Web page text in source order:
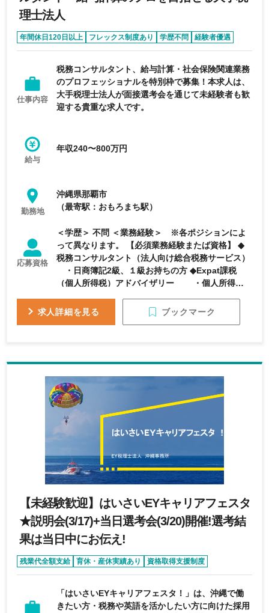
理士法人
年間休日120日以上 フレックス制度あり 学歴不問
経験者優遇
エージェントおすすめ求人
仕事内容
税務コンサルタント、給与計算・社会保険関連業務
のプロフェッショナルを特別枠で募集！本求人は、
大手税理士法人が面接選考会を通じて未経験者も歓
迎する貴重な求人です。
給与
年収240〜800万円
勤務地
沖縄県那覇市
（最寄駅：おもろまち駅）
応募資格
＜学歴＞ 不問 ＜業務経験＞ ※各ポジションによ
って異なります。 【必須業務経験またば資格】 ◆
税務コンサルタント（法人向け総合税務サービス）
・日商簿記2級、１級お持ちの方 ◆Expat課税
（個人所得税）アドバイザリー ・個人所得税
語：TOEIC 700 点以上を目安として英語の読み書
本語 ビジネスレベル ・英語 メール対応レベ
ル ・Microsoft Excel(関数)・Word・
PowerPointの使用経験
求人詳細を見る ブックマーク
【未経験歓迎】はいさいEYキャリアフェスタ
★説明会(3/17)+当日選考会(3/20)開催!選考結
果は当日中にお伝え!
残業代全額支給 育休・産休実績あり
資格取得支援制度
退職金制度あり
学歴不問
「はいさいEYキャリアフェスタ！」は、沖縄で働
きたい方・税務や英語を活かしたい方に向けた採用